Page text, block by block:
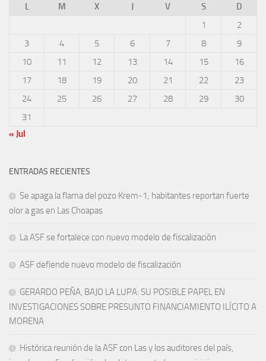
L
M X J V S
D
1
2
3
4 5 6 7 8
9
10
11 12 13 14 15
16
17
18 19 20 21 22
23
24
25 26 27 28 29
30
31
« Jul
ENTRADAS RECIENTES
Se apaga la flama del pozo Krem-1; habitantes reportan fuerte
olor a gas en Las Choapas
La ASF se fortalece con nuevo modelo de fiscalización
ASF defiende nuevo modelo de fiscalización
GERARDO PEÑA, BAJO LA LUPA: SU POSIBLE PAPEL EN
INVESTIGACIONES SOBRE PRESUNTO FINANCIAMIENTO ILÍCITO A
MORENA
Histórica reunión de la ASF con Las y los auditores del país,